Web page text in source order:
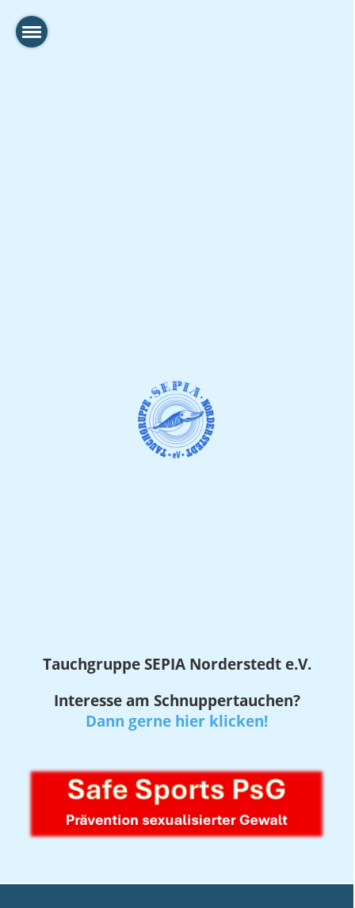
Tauchgruppe SEPIANorderstedt e.V.
Interesse am Schnuppertauchen?
Dann gerne hier klicken!